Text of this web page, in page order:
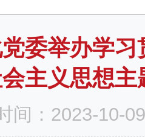
委举办学
主义思想
间：2023-